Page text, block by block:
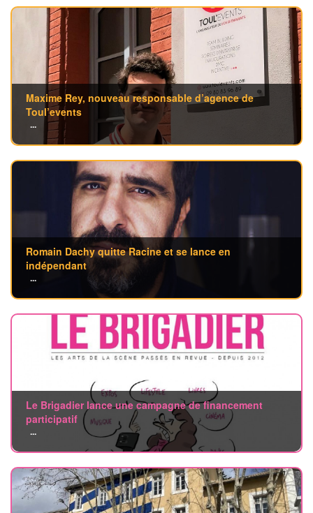
Maxime Rey, nouveau responsable d’agence de
Toul’events
...
Romain Dachy quitte Racine et se lance en
indépendant
...
Le Brigadier lance une campagne de financement
participatif
...